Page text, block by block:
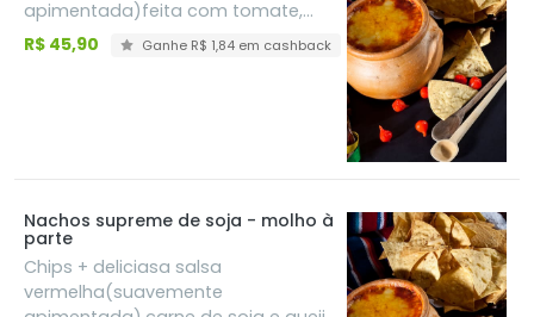
apimentada)feita com tomate,
carne moída e queijo derretido
R$ 45,90 Ganhe R$ 1,84 em cashback
Nachos supreme de soja - molho à
parte
Chips + deliciasa salsa
vermelha(suavemente